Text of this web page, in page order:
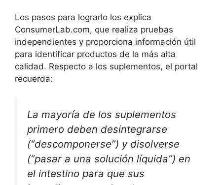
Los pasos para lograrlo los explica
ConsumerLab.com, que realiza pruebas
independientes y proporciona información útil
para identificar productos de la más alta
calidad. Respecto a los suplementos, el portal
recuerda:
La mayoría de los suplementos
primero deben desintegrarse
(“descomponerse”) y disolverse
(“pasar a una solución líquida”) en
el intestino para que sus